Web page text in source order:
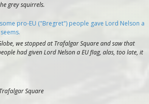
grey squirrels.
we stopped at Trafalgar Square and saw that
had given Lord Nelson a EU flag, alas, too late, it
Square